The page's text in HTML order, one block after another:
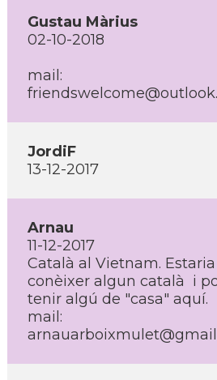
Gustau Màrius
02-10-2018
mail:
JordiF
13-12-2017
Arnau
11-12-2017
Català al Vietnam.
conèixer algun català i
tenir algú de "casa" aquí­.
mail: